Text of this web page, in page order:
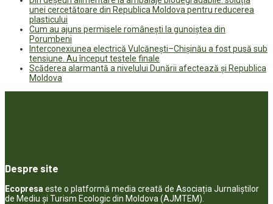
unei cercetătoare din Republica Moldova pentru reducerea
plasticului
Cum au ajuns permisele românești la gunoiștea din
Porumbeni
Interconexiunea electrică Vulcănești–Chișinău a fost pusă sub
tensiune. Au început testele finale
Scăderea alarmantă a nivelului Dunării afectează și Republica
Moldova
Despre site
Ecopresa este o platformă media creată de Asociația Jurnaliștilor
de Mediu și Turism Ecologic din Moldova (AJMTEM).